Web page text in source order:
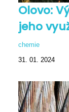
Olovo:
jeho
chemie
31. 01. 2024